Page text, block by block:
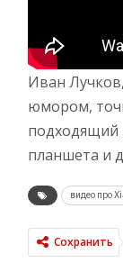
Иван
юмором,
подходящий
планшета и
видео про
Сохранить